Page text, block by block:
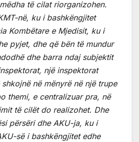
të cilat riorganizohen.
në, ku i bashkëngjitet
Kombëtare e Mjedisit, ku i
pyjet, dhe që bën të mundur
dhe barra ndaj subjektit
një inspektorat
në mënyrë në një trupe
themi, e centralizuar pra, në
të cilët do realizohet. Dhe
përsëri dhe AKU-ja, ku i
së i bashkëngjitet edhe